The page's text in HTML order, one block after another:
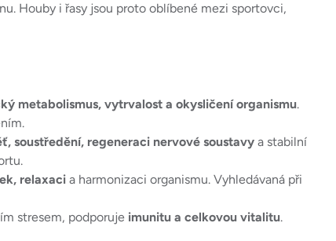
Houby i řasy jsou proto oblíbené mezi sportovci,
metabolismus, vytrvalost a okysličení organismu.
soustředění, regeneraci nervové soustavy a stabilní
relaxaci a harmonizaci organismu. Vyhledávaná při
stresem, podporuje imunitu a celkovou vitalitu.